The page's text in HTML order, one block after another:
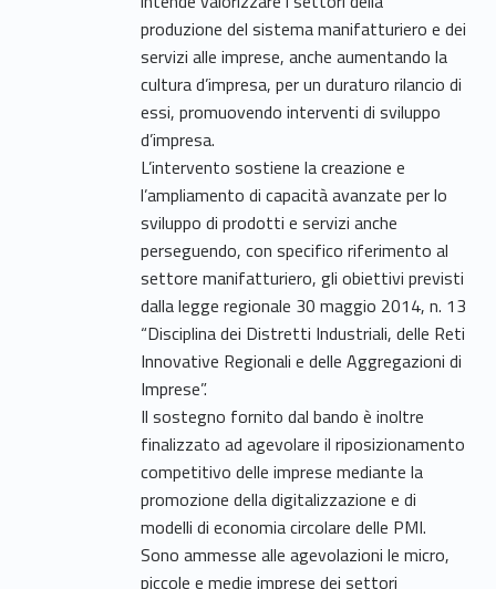
produzione del sistema manifatturiero e dei
servizi alle imprese, anche aumentando la
cultura d’impresa, per un duraturo rilancio di
essi, promuovendo interventi di sviluppo
d’impresa.
L’intervento sostiene la creazione e
l’ampliamento di capacità avanzate per lo
sviluppo di prodotti e servizi anche
perseguendo, con specifico riferimento al
settore manifatturiero, gli obiettivi previsti
dalla legge regionale 30 maggio 2014, n. 13
“Disciplina dei Distretti Industriali, delle Reti
Innovative Regionali e delle Aggregazioni di
Imprese”.
Il sostegno fornito dal bando è inoltre
finalizzato ad agevolare il riposizionamento
competitivo delle imprese mediante la
promozione della digitalizzazione e di
modelli di economia circolare delle PMI.
Sono ammesse alle agevolazioni le micro,
piccole e medie imprese dei settori